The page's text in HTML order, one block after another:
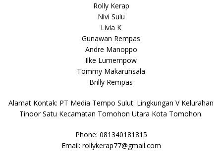
Rolly Kerap
Nivi Sulu
Livia K
Gunawan Rempas
Andre Manoppo
Ilke Lumempow
Tommy Makarunsala
Brilly Rempas
Alamat Kontak: PT Media Tempo Sulut. Lingkungan V Kelurahan
Tinoor Satu Kecamatan Tomohon Utara Kota Tomohon.
Phone: 081340181815
Email: rollykerap77@gmail.com